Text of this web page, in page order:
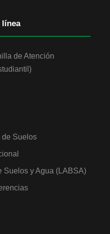
línea
de Atención
de Suelos
Suelos y Agua (LABSA)